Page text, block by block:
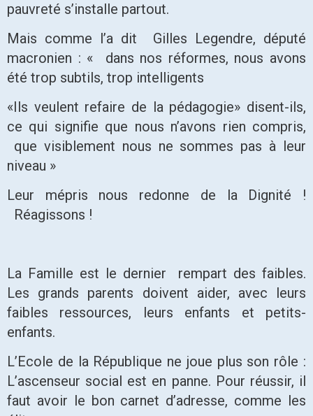
pauvreté s’installe partout.
Mais comme l’a dit Gilles Legendre, député
macronien : « dans nos réformes, nous avons
été trop subtils, trop intelligents
«Ils veulent refaire de la pédagogie» disent-ils,
ce qui signifie que nous n’avons rien compris,
que visiblement nous ne sommes pas à leur
niveau »
Leur mépris nous redonne de la Dignité !
Réagissons !
La Famille est le dernier rempart des faibles.
Les grands parents doivent aider, avec leurs
faibles ressources, leurs enfants et petits-
enfants.
L’Ecole de la République ne joue plus son rôle :
L’ascenseur social est en panne. Pour réussir, il
faut avoir le bon carnet d’adresse, comme les